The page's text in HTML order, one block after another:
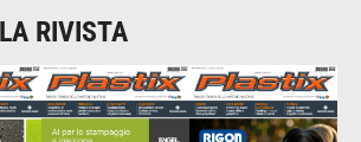
RIVISTA